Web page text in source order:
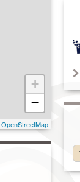
+
−
OpenStreetMap